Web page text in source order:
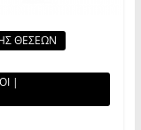
ΘΕΣΕΩΝ
|